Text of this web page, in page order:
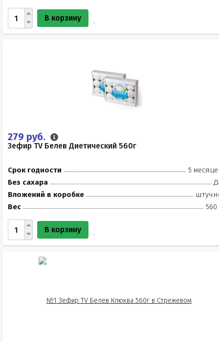
В корзину
279 руб.
Зефир TV Белев Диетический 560г
Срок годности
5
Без сахара
Вложений в коробке
Вес
560
В корзину